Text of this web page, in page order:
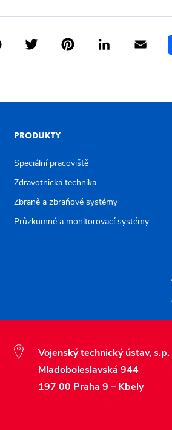
FacebookTwitterPinterest
PRODUKTY
Speciální pracoviště
Zdravotnická technika
Zbraně a zbraňové systémy
Průzkumné a monitorovací systémy
Vojenský technický ústav, s.p.
Mladoboleslavská 944
197 00 Praha 9 – Kbely